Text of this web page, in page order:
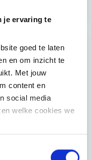
je ervaring te
goed te laten
en om inzicht te
Met jouw
content en
social media
welke cookies we
optimaal